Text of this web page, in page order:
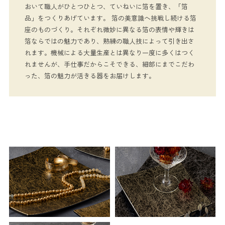
おいて職人がひとつひとつ、ていねいに箔を置き、「箔
品」をつくりあげています。 箔の美意識へ挑戦し続ける箔
座のものづくり。 ​それぞれ微妙に異なる箔の表情や輝きは
箔ならではの魅力であり、熟練の職人技によって引き出さ
れます。機械による大量生産とは異なり一度に多くはつく
れませんが、手仕事だからこそできる、細部にまでこだわ
った、箔の魅力が活きる器をお届けします。